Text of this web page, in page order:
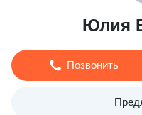
Юлия
Позвонить